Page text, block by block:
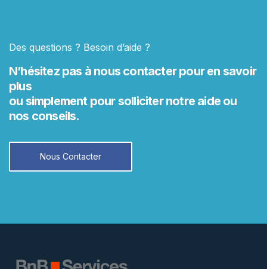
Des questions ? Besoin d’aide ?
N’hésitez pas à nous contacter pour en savoir
plus
ou simplement pour solliciter notre aide ou
nos conseils.
Nous Contacter